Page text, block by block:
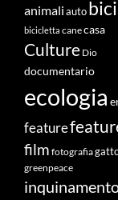
animali auto bici
bicicletta canecasa
Culture Dio
documentario
ecologia
feature
film fotografia
greenpeace